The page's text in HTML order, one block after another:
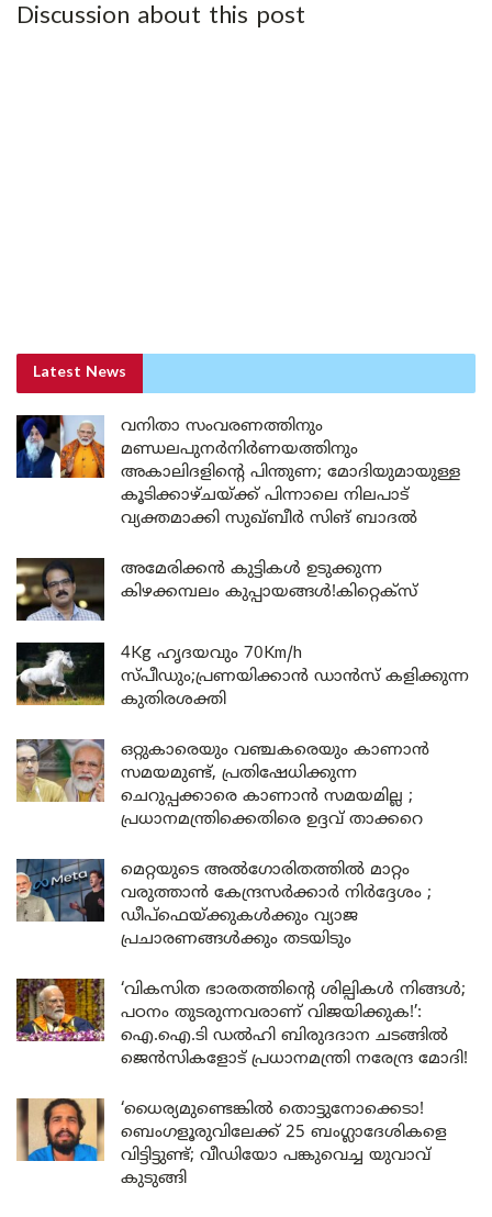
Discussion about this post
Latest News
വനിതാ സംവരണത്തിനും
മണ്ഡലപുനർനിർണയത്തിനും
അകാലിദളിന്റെ പിന്തുണ; മോദിയുമായുള്ള
കൂടിക്കാഴ്ചയ്ക്ക് പിന്നാലെ നിലപാട്
വ്യക്തമാക്കി സുഖ്ബീർ സിങ് ബാദൽ
അമേരിക്കൻ കുട്ടികൾ ഉടുക്കുന്ന
കിഴക്കമ്പലം കുപ്പായങ്ങൾ!കിറ്റെക്സ്
4Kg ഹൃദയവും 70Km/h
സ്പീഡും;പ്രണയിക്കാൻ ഡാൻസ് കളിക്കുന്ന
കുതിരശക്തി
ഒറ്റുകാരെയും വഞ്ചകരെയും കാണാൻ
സമയമുണ്ട്, പ്രതിഷേധിക്കുന്ന
ചെറുപ്പക്കാരെ കാണാൻ സമയമില്ല ;
പ്രധാനമന്ത്രിക്കെതിരെ ഉദ്ദവ് താക്കറെ
മെറ്റയുടെ അൽഗോരിതത്തിൽ മാറ്റം
വരുത്താൻ കേന്ദ്രസർക്കാർ നിർദ്ദേശം ;
ഡീപ്‌ഫെയ്ക്കുകൾക്കും വ്യാജ
പ്രചാരണങ്ങൾക്കും തടയിടും
‘വികസിത ഭാരതത്തിന്റെ ശില്പികൾ നിങ്ങൾ;
പഠനം തുടരുന്നവരാണ് വിജയിക്കുക!’:
ഐ.ഐ.ടി ഡൽഹി ബിരുദദാന ചടങ്ങിൽ
ജെൻസികളോട് പ്രധാനമന്ത്രി നരേന്ദ്ര മോദി!
‘ധൈര്യമുണ്ടെങ്കിൽ തൊട്ടുനോക്കെടാ!
ബെംഗളൂരുവിലേക്ക് 25 ബംഗ്ലാദേശികളെ
വിട്ടിട്ടുണ്ട്; വീഡിയോ പങ്കുവെച്ച യുവാവ്
കുടുങ്ങി